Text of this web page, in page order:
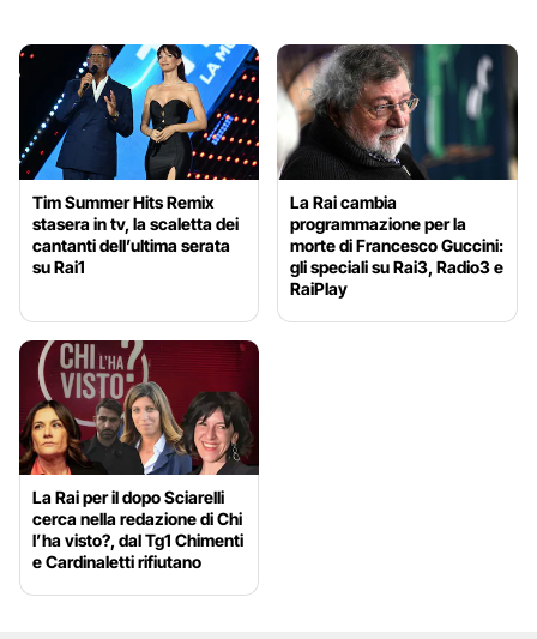
Tim Summer Hits Remix
stasera in tv, la scaletta dei
cantanti dell’ultima serata
su Rai1
La Rai cambia
programmazione per la
morte di Francesco Guccini:
gli speciali su Rai3, Radio3 e
RaiPlay
La Rai per il dopo Sciarelli
cerca nella redazione di Chi
l’ha visto?, dal Tg1 Chimenti
e Cardinaletti rifiutano